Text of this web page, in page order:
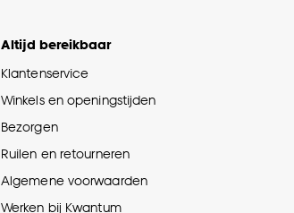
Multicolor
36 CM
Altijd bereikbaar
Klantenservice
Winkels en openingstijden
Bezorgen
Ruilen en retourneren
Algemene voorwaarden
Werken bij Kwantum